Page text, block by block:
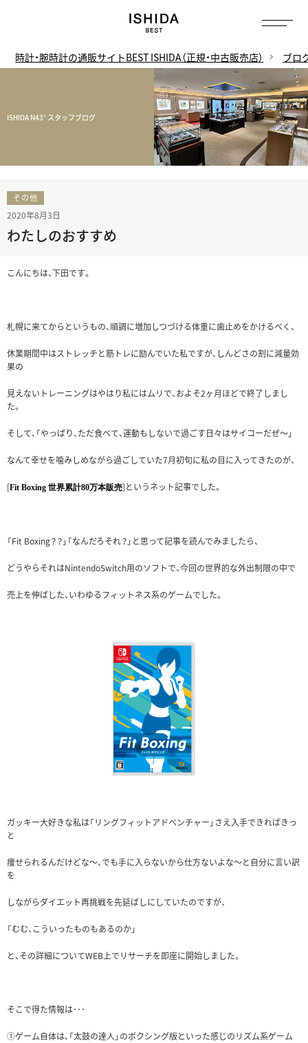
時計・腕時計の通販サイトBEST ISHIDA（正規・中古販売店） ブロ
ISHIDA N43° スタッフブログ
その他
2020年8月3日
わたしのおすすめ
こんにちは、下田です。
札幌に来てからというもの、順調に増加しつづける体重に歯止めをかけるべく、
休業期間中はストレッチと筋トレに励んでいた私ですが、しんどさの割に減量効
果の
見えないトレーニングはやはり私にはムリで、およそ2ヶ月ほどで終了しまし
た。
そして、「やっぱり、ただ食べて、運動もしないで過ごす日々はサイコーだぜ～」
なんて幸せを噛みしめながら過ごしていた7月初旬に私の目に入ってきたのが、
[Fit Boxing 世界累計80万本販売]というネット記事でした。
「Fit Boxing？？」「なんだろそれ？」と思って記事を読んでみましたら、
どうやらそれはNintendoSwitch用のソフトで、今回の世界的な外出制限の中で
売上を伸ばした、いわゆるフィットネス系のゲームでした。
ガッキー大好きな私は「リングフィットアドベンチャー」さえ入手できればきっ
と
痩せられるんだけどな～、でも手に入らないから仕方ないよな～と自分に言い訳
を
しながらダイエット再挑戦を先延ばしにしていたのですが、
「むむ、こういったものもあるのか」
と、その詳細についてWEB上でリサーチを即座に開始しました。
そこで得た情報は･･･
①ゲーム自体は、「太鼓の達人」のボクシング版といった感じのリズム系ゲーム